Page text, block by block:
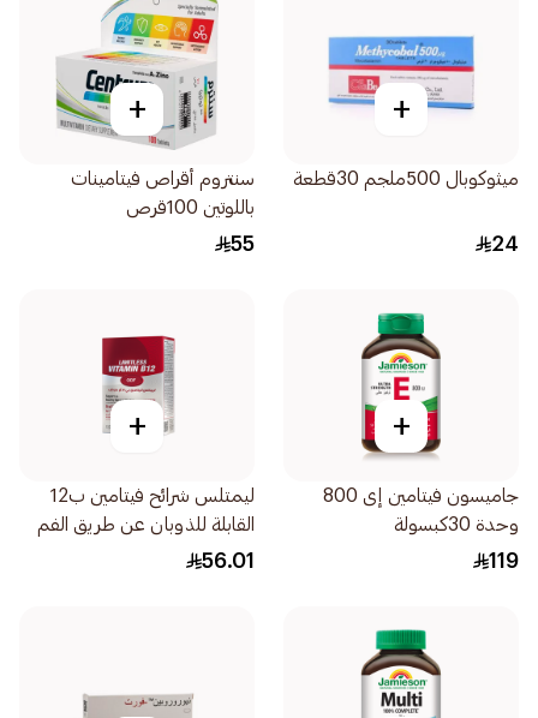
+
ميثوكوبال 500ملجم 30قطعة
24
+
سنتروم أقراص فيتامينات
باللوتين 100قرص
55
+
جاميسون فيتامين إى 800
وحدة 30كبسولة
119
+
ليمتلس شرائح فيتامين ب12
القابلة للذوبان عن طريق الفم
56.01